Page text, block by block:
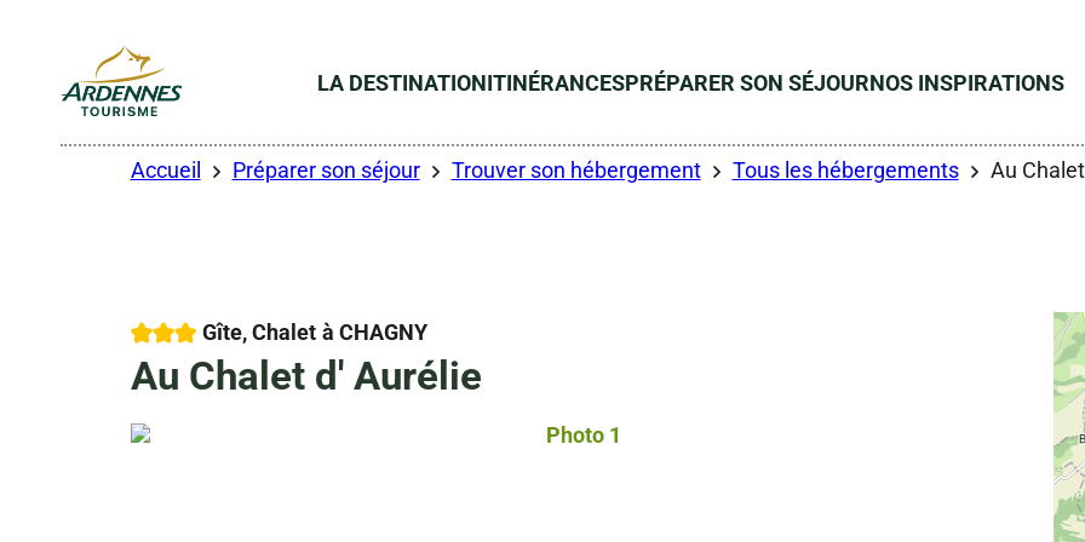
LA DESTINATIONITINÉRANCESPRÉPARER SON SÉJOURNOS INSPIRATIONS
Accueil Préparer son séjour Trouver son hébergement Tous les hébergements Au
3 étoilesGîte, Chalet à CHAGNY
Au Chalet d' Aurélie
Photo 1, © Droits gérés – Maire Aurelie
Droits gérés – Maire Aurelie
Droits gérés – Maire Aurelie